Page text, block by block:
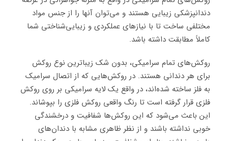
دندانپزشکی زیبایی هستند و می‌توان آنها را از جنس مواد
مختلفی ساخت تا با نیازهای عملکردی و زیبایی‌شناختی شما
کاملاً مطابقت داشته باشد.
روکش‌های تمام سرامیکی، بدون شک زیباترین نوع روکش
برای هر دندانی هستند. در روکش‌هایی که از اتصال سرامیک
به فلز ساخته شده‌اند، در واقع یک لایه سرامیکی بر روی روکش
فلزی قرار گرفته است تا رنگ واقعی روکش فلزی را بپوشاند.
این باعث می‌شود که این روکش‌ها شفافیت و درخشندگی
خوبی نداشته باشند و از نظر ظاهری مشابه با دندان‌های